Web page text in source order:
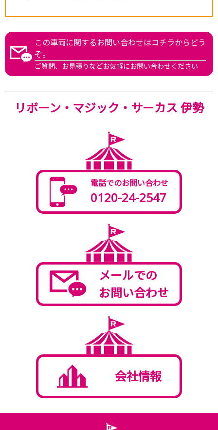
この車両に関するお問い合わせはコチラからどう
ぞ。
ご質問、お見積りなどお気軽にお問い合わせください
リボーン・マジック・サーカス 伊勢
電話でのお問い合わせ
0120-24-2547
メールでの
お問い合わせ
会社情報